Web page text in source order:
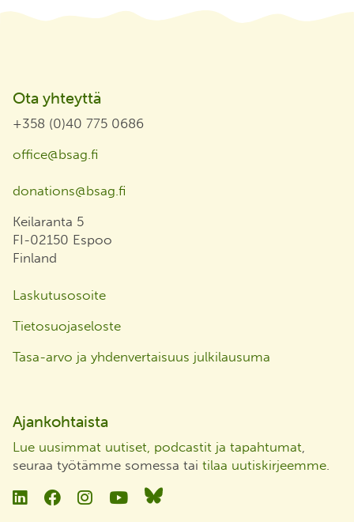
Ota yhteyttä
+358 (0)40 775 0686
office@bsag.fi
donations@bsag.fi
Keilaranta 5
FI-02150 Espoo
Finland
Laskutusosoite
Tietosuojaseloste
Tasa-arvo ja yhdenvertaisuus julkilausuma
Ajankohtaista
Lue uusimmat uutiset, podcastit ja tapahtumat,
seuraa työtämme somessa tai tilaa uutiskirjeemme.
LinkedinFacebookInstagramYouTubeBluesky